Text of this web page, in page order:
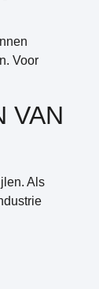
Voor
VAN
Als